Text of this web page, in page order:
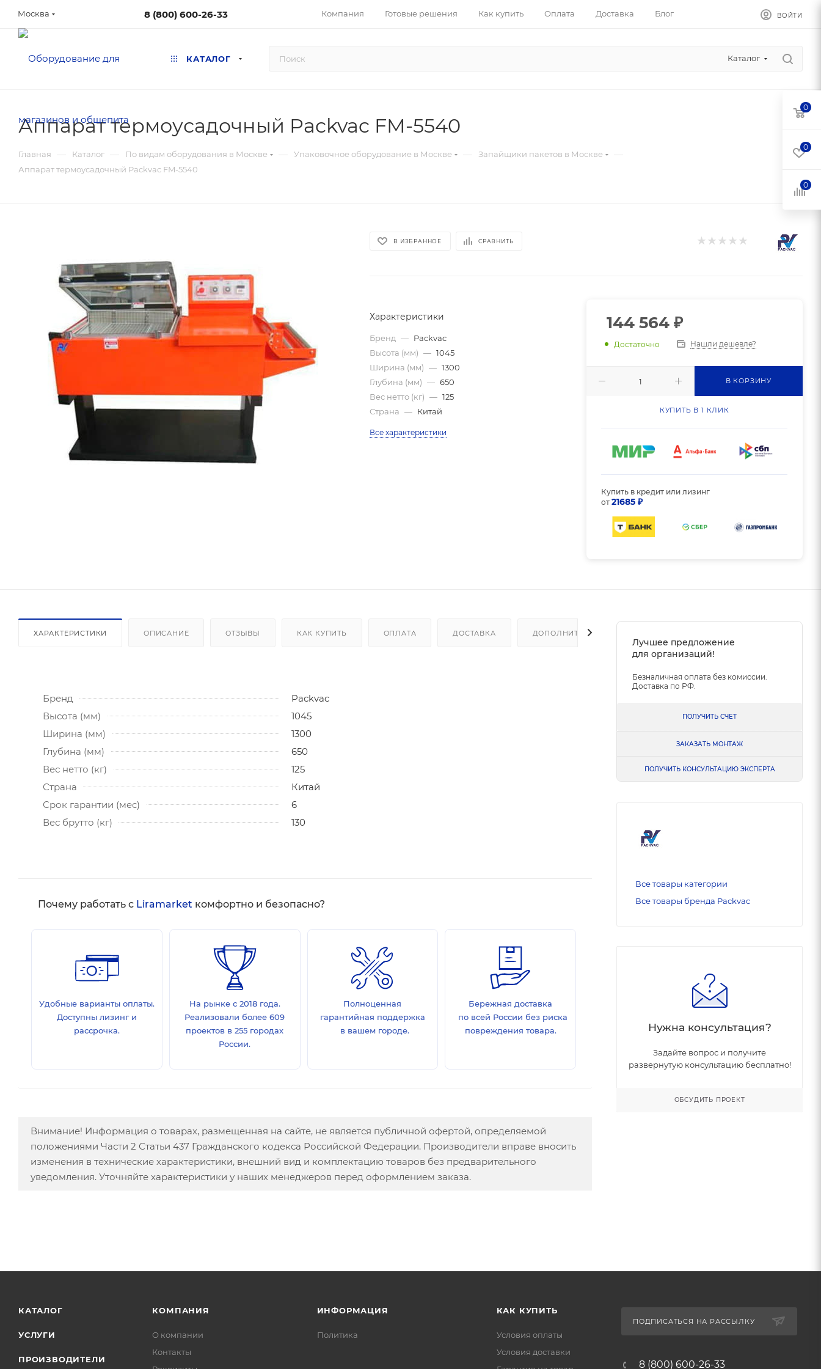
Москва 8 (800) 600-26-33 Компания Готовые решения Как купить Оплата Доставка Блог ВОЙТИ
КАТАЛОГ Каталог
Аппарат термоусадочный Packvac FM-5540
Главная — Каталог — По видам оборудования в Москве — Упаковочное оборудование в Москве — Запайщики пакетов в Москве —
Аппарат термоусадочный Packvac FM-5540
В ИЗБРАННОЕ СРАВНИТЬ
Характеристики
Бренд — Packvac
Высота (мм) — 1045
Ширина (мм) — 1300
Глубина (мм) — 650
Вес нетто (кг) — 125
Страна — Китай
Все характеристики
144 564₽
Достаточно Нашли дешевле?
В КОРЗИНУ
КУПИТЬ В 1 КЛИК
Купить в кредит или лизинг
от21685 ₽
ХАРАКТЕРИСТИКИ ОПИСАНИЕ ОТЗЫВЫ КАК КУПИТЬ ОПЛАТА ДОСТАВКА ДОПОЛНИТЕЛЬНО
Бренд
Packvac
Высота (мм)
1045
Ширина (мм)
1300
Глубина (мм)
650
Вес нетто (кг)
125
Страна
Китай
Срок гарантии (мес)
6
Вес брутто (кг)
130
Почему работать с Liramarket комфортно и безопасно?
Удобные варианты оплаты.
Доступны лизинг и
рассрочка.
На рынке с 2018 года.
Реализовали более 609
проектов в 255 городах
России.
Полноценная
гарантийная поддержка
в вашем городе.
Бережная доставка
по всей России без риска
повреждения товара.
Внимание! Информация о товарах, размещенная на сайте, не является публичной офертой, определяемой
положениями Части 2 Статьи 437 Гражданского кодекса Российской Федерации. Производители вправе вносить
изменения в технические характеристики, внешний вид и комплектацию товаров без предварительного
уведомления. Уточняйте характеристики у наших менеджеров перед оформлением заказа.
Лучшее предложение
для организаций!
Безналичная оплата без комиссии.
Доставка по РФ.
ПОЛУЧИТЬ СЧЕТ
ЗАКАЗАТЬ МОНТАЖ
ПОЛУЧИТЬ КОНСУЛЬТАЦИЮ ЭКСПЕРТА
Все товары категории
Все товары бренда Packvac
Нужна консультация?
Задайте вопрос и получите
развернутую консультацию бесплатно!
ОБСУДИТЬ ПРОЕКТ
КАТАЛОГ
УСЛУГИ
ПРОИЗВОДИТЕЛИ
КОМПАНИЯ
О компании
Контакты
ИНФОРМАЦИЯ
Политика
КАК КУПИТЬ
Условия оплаты
Условия доставки
ПОДПИСАТЬСЯ НА РАССЫЛКУ
8 (800) 600-26-33
0
0
0